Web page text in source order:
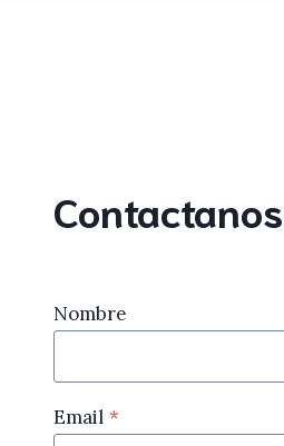
Contactanos
Nombre
Email *